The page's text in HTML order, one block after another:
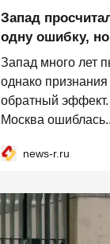
Запад
одну ошибку,
Запад много лет
однако
обратный
Москва
news-r.ru